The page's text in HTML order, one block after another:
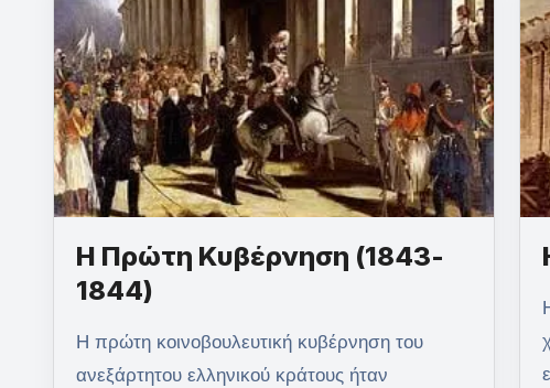
Η Πρώτη Κυβέρνηση (1843-
1844)
Η πρώτη κοινοβουλευτική κυβέρνηση του
ανεξάρτητου ελληνικού κράτους ήταν
Η Βαστίλη